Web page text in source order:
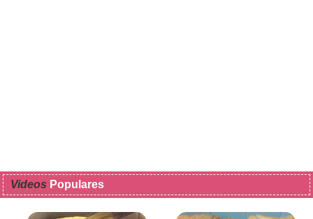
Videos Populares